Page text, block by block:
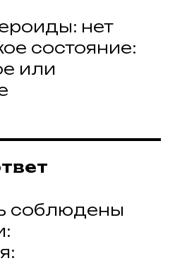
нет
состояние:
или
соблюдены